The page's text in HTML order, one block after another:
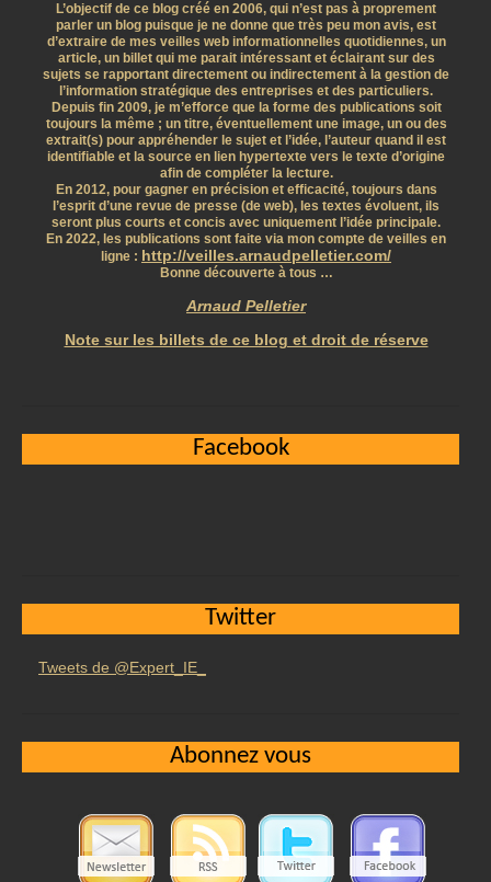
L’objectif de ce blog créé en 2006, qui n’est pas à proprement
parler un blog puisque je ne donne que très peu mon avis, est
d’extraire de mes veilles web informationnelles quotidiennes, un
article, un billet qui me parait intéressant et éclairant sur des
sujets se rapportant directement ou indirectement à la gestion de
l’information stratégique des entreprises et des particuliers.
Depuis fin 2009, je m’efforce que la forme des publications soit
toujours la même ; un titre, éventuellement une image, un ou des
extrait(s) pour appréhender le sujet et l’idée, l’auteur quand il est
identifiable et la source en lien hypertexte vers le texte d’origine
afin de compléter la lecture.
En 2012, pour gagner en précision et efficacité, toujours dans
l’esprit d’une revue de presse (de web), les textes évoluent, ils
seront plus courts et concis avec uniquement l’idée principale.
En 2022, les publications sont faite via mon compte de veilles en
ligne : http://veilles.arnaudpelletier.com/
Bonne découverte à tous …
Arnaud Pelletier
Note sur les billets de ce blog et droit de réserve
Facebook
Twitter
Tweets de @Expert_IE_
Abonnez vous